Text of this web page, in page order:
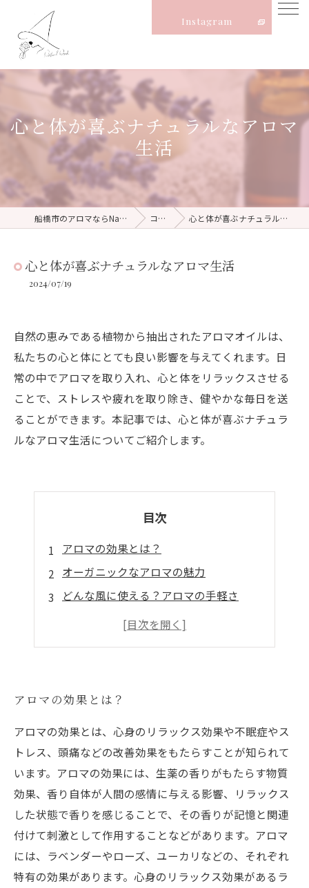
Instagram
心と体が喜ぶナチュラルなアロマ
生活
船橋市のアロマならNatural Witch コラム 心と体が喜ぶナチュラルなアロマ生活
心と体が喜ぶナチュラルなアロマ生活
2024/07/19
自然の恵みである植物から抽出されたアロマオイルは、
私たちの心と体にとても良い影響を与えてくれます。日
常の中でアロマを取り入れ、心と体をリラックスさせる
ことで、ストレスや疲れを取り除き、健やかな毎日を送
ることができます。本記事では、心と体が喜ぶナチュラ
ルなアロマ生活についてご紹介します。
目次
アロマの効果とは？
オーガニックなアロマの魅力
どんな風に使える？アロマの手軽さ
心の癒しを求めるなら…香りの選び方
アロマの効果とは？
アロマの効果とは、心身のリラックス効果や不眠症やス
トレス、頭痛などの改善効果をもたらすことが知られて
います。アロマの効果には、生薬の香りがもたらす物質
効果、香り自体が人間の感情に与える影響、リラックス
した状態で香りを感じることで、その香りが記憶と関連
付けて刺激として作用することなどがあります。アロマ
には、ラベンダーやローズ、ユーカリなどの、それぞれ
特有の効果があります。心身のリラックス効果があるラ